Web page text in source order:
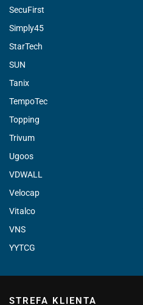
SecuFirst
Simply45
StarTech
SUN
Tanix
TempoTec
Topping
Trivum
Ugoos
VDWALL
Velocap
Vitalco
VNS
YYTCG
STREFA KLIENTA